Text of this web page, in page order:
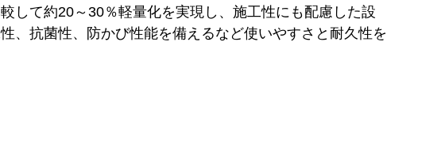
して約20～30％軽量化を実現し、施工性にも配慮した設
、抗菌性、防かび性能を備えるなど使いやすさと耐久性を